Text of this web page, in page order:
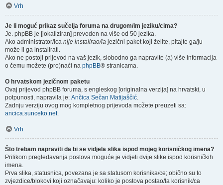
Vrh
Je li moguć prikaz sučelja foruma na drugom/im jeziku/cima?
Je. phpBB je [lokaliziran] preveden na više od 50 jezika.
Ako administrator/ica nije instalirao/la jezični paket koji želite, pitajte ga/ju
može li ga instalirati.
Ako ne postoji prijevod na vaš jezik, slobodno ga napravite (a) više informacija
o čemu možete (pro)naći na phpBB® stranicama.
O hrvatskom jezičnom paketu
Ovaj prijevod phpBB foruma, s engleskog [originalna verzija] na hrvatski, u
potpunosti, napravila je: Ančica Sečan Matijaščić.
Zadnju verziju ovog mog kompletnog prijevoda možete preuzeti sa:
ancica.sunceko.net.
Vrh
Što trebam napraviti da bi se vidjela slika ispod mojeg korisničkog imena?
Prilikom pregledavanja postova moguće je vidjeti dvije slike ispod korisničkih
imena.
Prva slika, statusnica, povezana je sa statusom korisnika/ce; obično su to
zvjezdice/blokovi koji označavaju: koliko je postova postao/la korisnik/ca